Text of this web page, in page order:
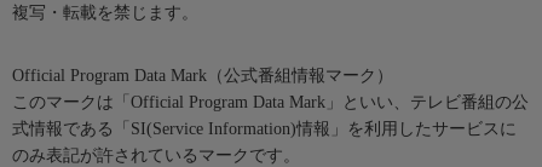
複写・転載を禁じます。
Official Program Data Mark（公式番組情報マーク）
このマークは「Official Program Data Mark」といい、テレビ番組の公
式情報である「SI(Service Information)情報」を利用したサービスに
のみ表記が許されているマークです。